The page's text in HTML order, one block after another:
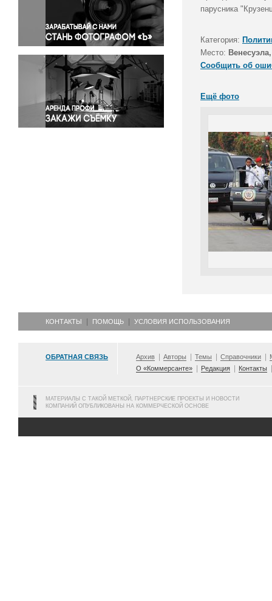
Правосудие
Происшествия и конфликты
Религия
Светская жизнь
Спорт
Экология
Экономика и бизнес
парусника
Категория:
Место:
Сообщить об
Ещё фото
КОНТАКТЫ ПОМОЩЬ УСЛОВИЯ ИСПОЛЬЗОВАНИЯ
ОБРАТНАЯ СВЯЗЬ Архив Авторы Темы Справочники
О «Коммерсанте»
Редакция Контакты
МАТЕРИАЛЫ С ТАКОЙ МЕТКОЙ, ПАРТНЕРСКИЕ ПРОЕКТЫ И НОВОСТИ
КОМПАНИЙ ОПУБЛИКОВАНЫ НА КОММЕРЧЕСКОЙ ОСНОВЕ